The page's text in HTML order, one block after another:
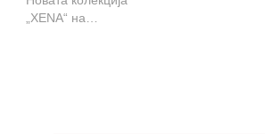
„XENA“ на…